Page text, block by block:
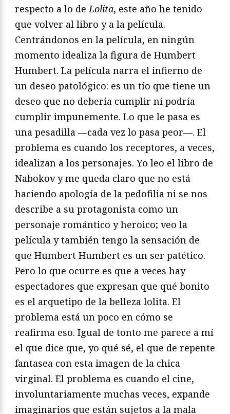
respecto a lo deLolita, este año he tenido
que volver al libro y a la película.
Centrándonos en la película, en ningún
momento idealiza la figura de Humbert
Humbert. La película narra el infierno de
un deseo patológico: es un tío que tiene un
deseo que no debería cumplir ni podría
cumplir impunemente. Lo que le pasa es
una pesadilla —cada vez lo pasa peor—. El
problema es cuando los receptores, a veces,
idealizan a los personajes. Yo leo el libro de
Nabokov y me queda claro que no está
haciendo apología de la pedofilia ni se nos
describe a su protagonista como un
personaje romántico y heroico; veo la
película y también tengo la sensación de
que Humbert Humbert es un ser patético.
Pero lo que ocurre es que a veces hay
espectadores que expresan que qué bonito
es el arquetipo de la belleza lolita. El
problema está un poco en cómo se
reafirma eso. Igual de tonto me parece a mí
el que dice que, yo qué sé, el que de repente
fantasea con esta imagen de la chica
virginal. El problema es cuando el cine,
involuntariamente muchas veces, expande
imaginarios que están sujetos a la mala